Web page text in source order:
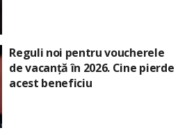
Reguli noi pentru voucherele
de vacanță în 2026. Cine pierde
acest beneficiu